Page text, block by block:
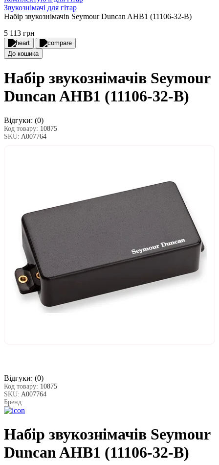
Звукознімачі для гітар
Набір звукознімачів Seymour Duncan AHB1 (11106-32-B)
5 113 грн
До кошика
Набір звукознімачів Seymour
Duncan AHB1 (11106-32-B)
Відгуки: (0)
Код товару: 10875
SKU: A007764
Відгуки: (0)
Код товару: 10875
SKU: A007764
Бренд:
Набір звукознімачів Seymour
Duncan AHB1 (11106-32-B)